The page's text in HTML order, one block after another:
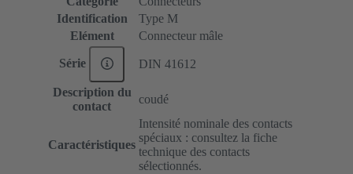
Identification
Type M
Elément
Connecteur mâle
Série DIN 41612
Description du
contact
coudé
Caractéristiques
Intensité nominale des contacts
spéciaux : consultez la fiche
technique des contacts
sélectionnés.